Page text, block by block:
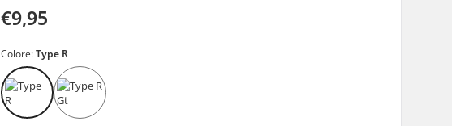
€9,95
Colore:Type R